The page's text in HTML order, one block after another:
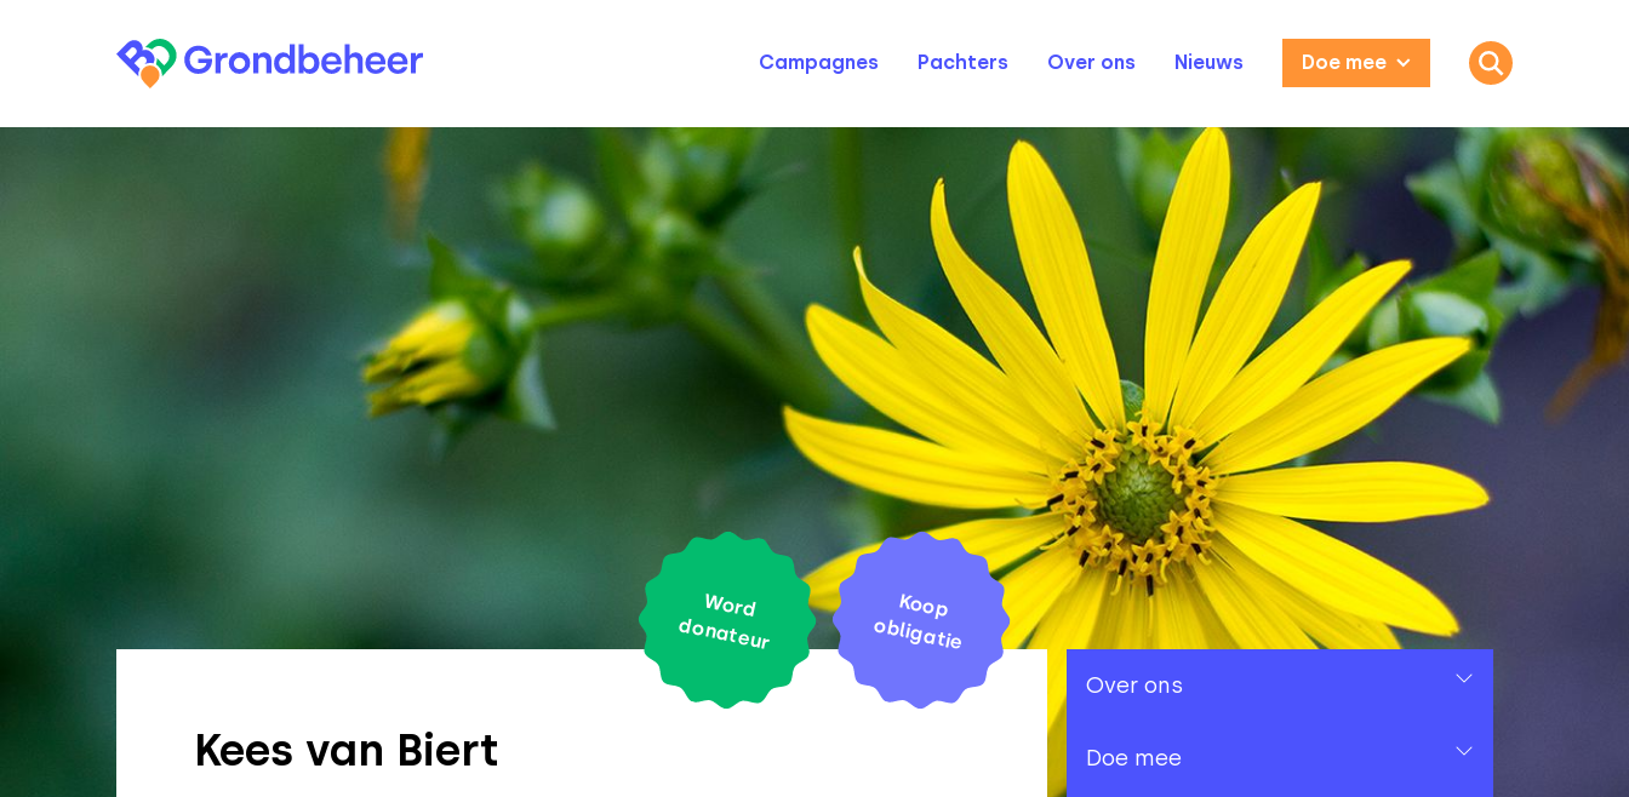
Campagnes Pachters Over ons Nieuws Doe mee
Kees van Biert
W
o
rd
d
o
na
te
ur
Ko
o
p
o
b
lig
a
tie
Over ons
Over ons
Doe mee